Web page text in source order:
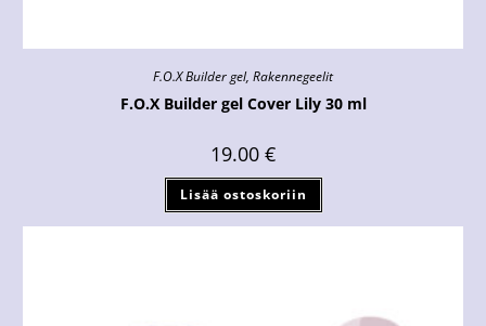
F.O.X Builder gel, Rakennegeelit
F.O.X Builder gel Cover Lily 30 ml
19.00 €
Lisää ostoskoriin